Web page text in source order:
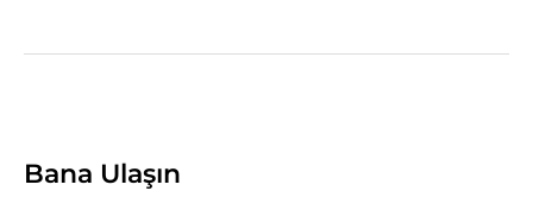
Bana Ulaşın